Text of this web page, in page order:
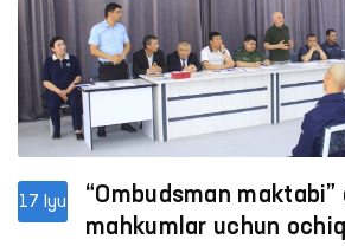
17 Iyu
“Ombudsman maktabi”
mahkumlar uchun